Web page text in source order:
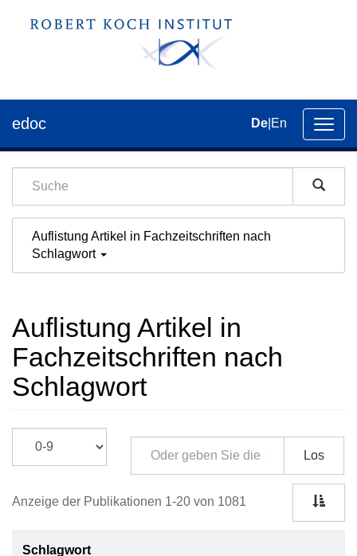
der
edoc De En
Auflistung Artikel in Fachzeitschriften nach
Schlagwort
Auflistung Artikel in
Fachzeitschriften nach
Schlagwort
Los
Anzeige der Publikationen 1-20 von 1081
Schlagwort